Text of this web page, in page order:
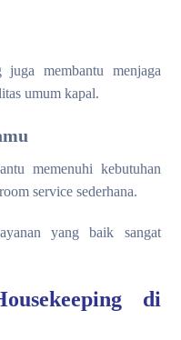
juga membantu menjaga
umum kapal.
memenuhi kebutuhan
service sederhana.
yang baik sangat
di